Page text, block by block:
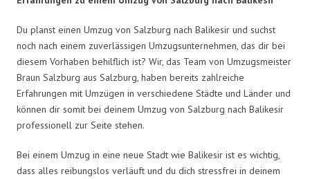
Du planst einen Umzug von Salzburg nach Balikesir und suchst
noch nach einem zuverlässigen Umzugsunternehmen, das dir bei
diesem Vorhaben behilflich ist? Wir, das Team von Umzugsmeister
Braun Salzburg aus Salzburg, haben bereits zahlreiche
Erfahrungen mit Umzügen in verschiedene Städte und Länder und
können dir somit bei deinem Umzug von Salzburg nach Balikesir
professionell zur Seite stehen.
Bei einem Umzug in eine neue Stadt wie Balikesir ist es wichtig,
dass alles reibungslos verläuft und du dich stressfrei in deinem